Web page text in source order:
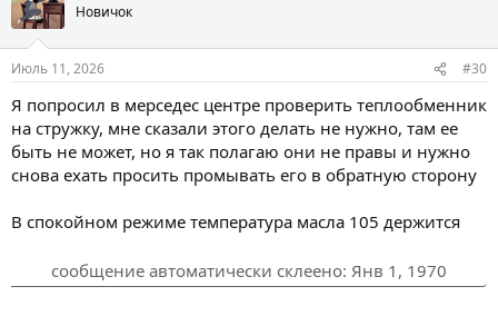
Новичок
Июль 11, 2026 #30
Я попросил в мерседес центре проверить теплообменник
на стружку, мне сказали этого делать не нужно, там ее
быть не может, но я так полагаю они не правы и нужно
снова ехать просить промывать его в обратную сторону
В спокойном режиме температура масла 105 держится
сообщение автоматически склеено: Янв 1, 1970